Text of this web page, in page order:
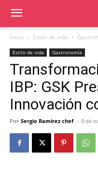
Inicio Estilo de vida
Estilo de vida Gastronomía
IBP: GSK
Innovación
Por Sergio Ramirez chef - 9 de